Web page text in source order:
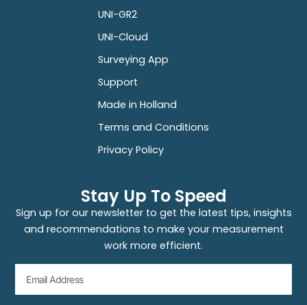
UNI-GR2
UNI-Cloud
Surveying App
Support
Made in Holland
Terms and Conditions
Privacy Policy
Stay Up To Speed
Sign up for our newsletter to get the latest tips, insights
and recommendations to make your measurement
work more efficient.